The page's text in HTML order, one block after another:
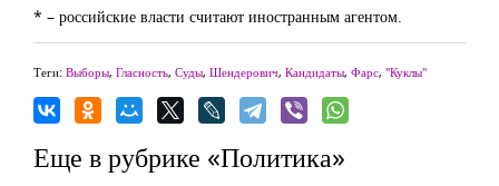
* – российские власти считают иностранным агентом.
Теги: Выборы, Гласность, Суды, Шендерович, Кандидаты, Фарс, "Куклы"
Еще в рубрике «Политика»